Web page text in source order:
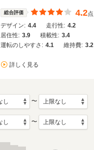
総合評価 4.2点
デザイン: 4.4 走行性: 4.2
居住性: 3.9 積載性: 3.4
運転のしやすさ: 4.1 維持費: 3.2
詳しく見る
〜
〜